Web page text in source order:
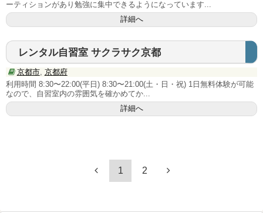
ーティションがあり勉強に集中できるようになっています...
詳細へ
レンタル自習室 サクラサク京都
京都市, 京都府
利用時間 8:30〜22:00(平日) 8:30〜21:00(土・日・祝) 1日無料体験が可能
なので、自習室内の雰囲気を確かめてか...
詳細へ
1 2